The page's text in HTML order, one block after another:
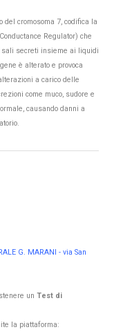
del cromosoma 7, codifica la
Regulator) che
sali secreti insieme ai liquidi
è alterato e provoca
a carico delle
come muco, sudore e
causando danni a
G. MARANI - via San
un Test di
la piattaforma: